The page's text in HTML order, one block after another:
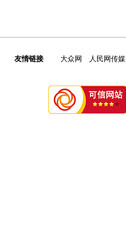
友情链接 大众网 人民网传媒